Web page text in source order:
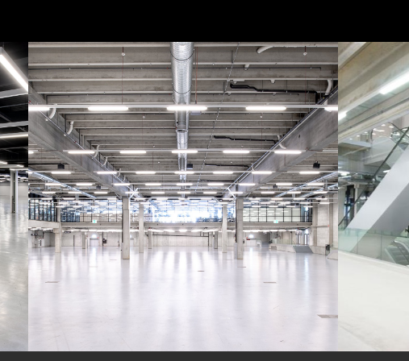
MEHR ERFAHREN MEHR ERFAHREN